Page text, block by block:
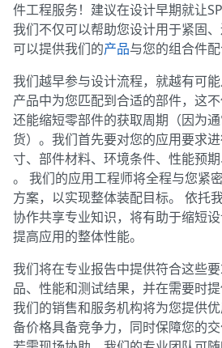
墨西哥
巴西
捷克共和国
法国
西班牙
件工程服务！建议在设计早期就让
我们不仅可以帮助您设计用于紧固
可以提供我们的产品与您的组合件配
我们越早参与设计流程，就越有可
产品中为您匹配到合适的部件，这不
还能缩短零部件的获取周期（因为
货）。我们首先要对您的应用要求
寸、部件材料、环境条件、性能预
。 我们的应用工程师将全程与您紧
方案，以实现整体装配目标。 依托
协作共享专业知识，将有助于缩短
提高应用的整体性能。
我们将在专业报告中提供符合这些
品、性能和测试结果，并在需要时提
我们的销售和服务机构将为您提供
备价格具备竞争力，同时保障您的交